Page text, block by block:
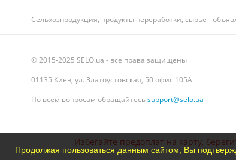
Продолжая пользоваться данным сайтом, Вы
Сельхозпродукция, продукты переработки, сырье -
© 2015-2025 SELO.ua - все права защищены
01135 Киев, ул. Златоустовская, 50 офис 105А
По всем вопросам обращайтесьsupport@selo.ua
Избегайте предоплат на карту,